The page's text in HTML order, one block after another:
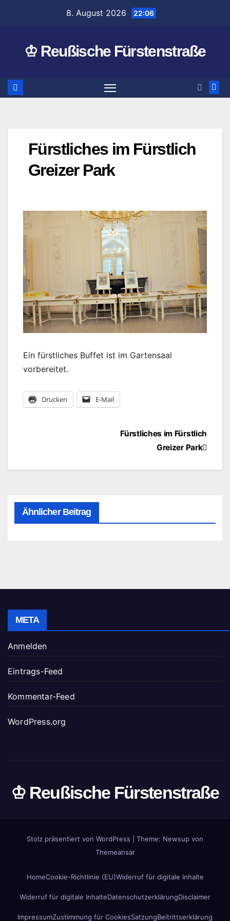
8. August 2026 22:06
♔ Reußische Fürstenstraße
Fürstliches im Fürstlich
Greizer Park
Ein fürstliches Buffet ist im Gartensaal
vorbereitet.
Drucken E-Mail
BeitragsnavigationFürstliches im Fürstlich
Greizer Park
Ähnlicher Beitrag
META
Anmelden
Eintrags-Feed
Kommentar-Feed
WordPress.org
♔ Reußische Fürstenstraße
Stolz präsentiert von WordPress
Theme: Newsup von
Themeansar
HomeCookie-Richtlinie (EU)Widerruf für digitale Inhalte
Widerruf für digitale InhalteDatenschutzerklärungDisclaimer
ImpressumZustimmung für CookiesSatzungBeitrittserklärung